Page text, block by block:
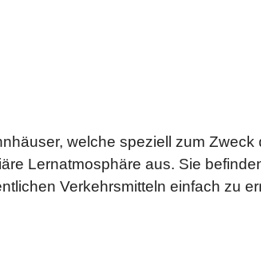
welche speziell zum Zweck
Lernatmosphäre aus. Sie
Verkehrsmitteln einfach zu